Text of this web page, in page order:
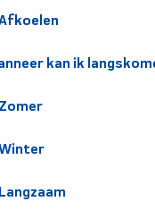
kan ik
Zomer
Langzaam